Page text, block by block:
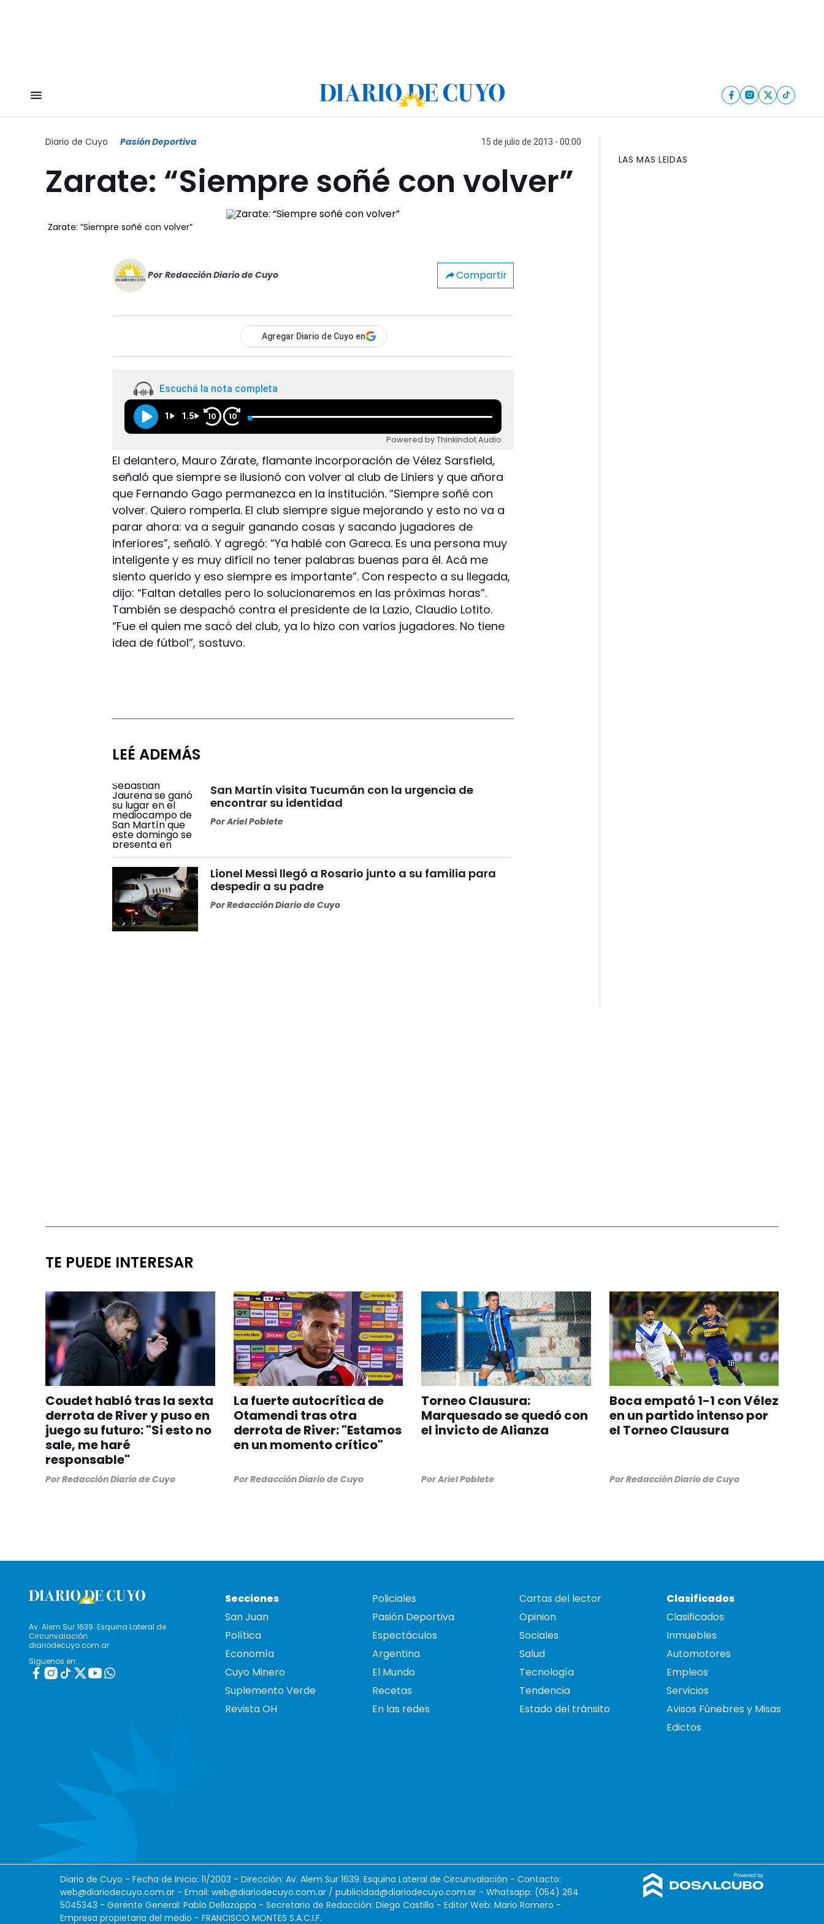
Diario de Cuyo Pasión Deportiva 15 de julio de 2013 - 00:00
Zarate: “Siempre soñé con volver”
Zarate: “Siempre soñé con volver”
Por Redacción Diario de Cuyo Compartir
Agregar Diario de Cuyo en
Escuchá la nota completa
1 1.5 10 10
Powered by Thinkindot Audio
El delantero, Mauro Zárate, flamante incorporación de Vélez Sarsfield,
señaló que siempre se ilusionó con volver al club de Liniers y que añora
que Fernando Gago permanezca en la institución. “Siempre soñé con
volver. Quiero romperla. El club siempre sigue mejorando y esto no va a
parar ahora: va a seguir ganando cosas y sacando jugadores de
inferiores”, señaló. Y agregó: “Ya hablé con Gareca. Es una persona muy
inteligente y es muy difícil no tener palabras buenas para él. Acá me
siento querido y eso siempre es importante”. Con respecto a su llegada,
dijo: “Faltan detalles pero lo solucionaremos en las próximas horas”.
También se despachó contra el presidente de la Lazio, Claudio Lotito.
“Fue el quien me sacó del club, ya lo hizo con varios jugadores. No tiene
idea de fútbol”, sostuvo.
LEÉ ADEMÁS
San Martín visita Tucumán con la urgencia de
encontrar su identidad
PorAriel Poblete
Lionel Messi llegó a Rosario junto a su familia para
despedir a su padre
PorRedacción Diario de Cuyo
LAS MAS LEIDAS
TE PUEDE INTERESAR
Coudet habló tras la sexta
derrota de River y puso en
juego su futuro: "Si esto no
sale, me haré
responsable"
PorRedacción Diario de Cuyo
La fuerte autocrítica de
Otamendi tras otra
derrota de River: "Estamos
en un momento crítico"
PorRedacción Diario de Cuyo
Torneo Clausura:
Marquesado se quedó con
el invicto de Alianza
PorAriel Poblete
Boca empató 1-1 con Vélez
en un partido intenso por
el Torneo Clausura
PorRedacción Diario de Cuyo
Av. Alem Sur 1639. Esquina Lateral de
Circunvalación
diariodecuyo.com.ar
Siguenos en:
Secciones
San Juan
Política
Economía
Cuyo Minero
Suplemento Verde
Revista OH
Policiales
Pasión Deportiva
Espectáculos
Argentina
El Mundo
Recetas
En las redes
Cartas del lector
Opinion
Sociales
Salud
Tecnología
Tendencia
Estado del tránsito
Clasificados
Clasificados
Inmuebles
Automotores
Empleos
Servicios
Avisos Fúnebres y Misas
Edictos
Diario de Cuyo - Fecha de Inicio: 11/2003 - Dirección: Av. Alem Sur 1639. Esquina Lateral de Circunvalación - Contacto:
web@diariodecuyo.com.ar - Email: web@diariodecuyo.com.ar / publicidad@diariodecuyo.com.ar - Whatsapp: (054) 264
5045343 - Gerente General: Pablo Dellazoppa - Secretario de Redacción: Diego Castillo - Editor Web: Mario Romero -
Empresa propietaria del medio - FRANCISCO MONTES S.A.C.I.F.